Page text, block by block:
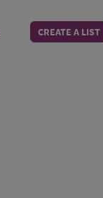
CREATE A LIST